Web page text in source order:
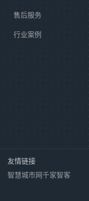
售后服务
行业案例
友情链接
智慧城市网千家智客